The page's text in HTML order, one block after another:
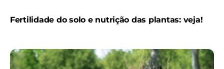
Fertilidade do solo e nutrição das plantas: veja!